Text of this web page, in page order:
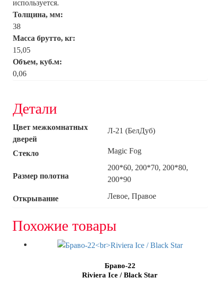
используется.
Толщина, мм:
38
Масса брутто, кг:
15,05
Объем, куб.м:
0,06
Детали
Цвет межкомнатных
дверей
Л-21 (БелДуб)
Стекло Magic Fog
Размер полотна
200*60, 200*70, 200*80,
200*90
Открывание Левое, Правое
Похожие товары
Браво-22
Riviera Ice / Black Star